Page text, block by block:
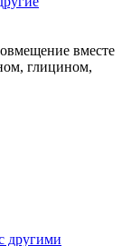
вместе
глицином,
другими